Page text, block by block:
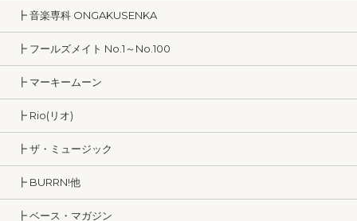
┣ 音楽専科 ONGAKUSENKA
┣ フールズメイト No.1～No.100
┣ マーキームーン
┣ Rio(リオ)
┣ ザ・ミュージック
┣ BURRN!他
┣ ベース・マガジン